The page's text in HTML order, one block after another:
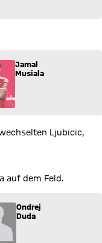
Musiala (42) ins
Jamal
Musiala
Ljubicic,
auf dem Feld.
Ondrej Duda (18)
Ondrej
Duda